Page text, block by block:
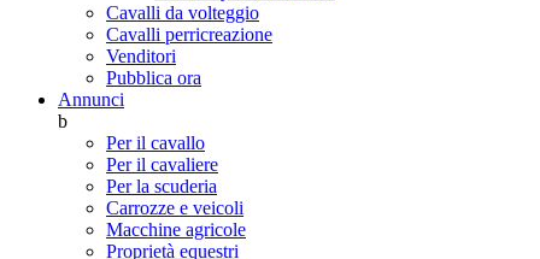
Cavalli da volteggio
Cavalli perricreazione
Venditori
Pubblica ora
Annunci
b
Per il cavallo
Per il cavaliere
Per la scuderia
Carrozze e veicoli
Macchine agricole
Proprietà equestri